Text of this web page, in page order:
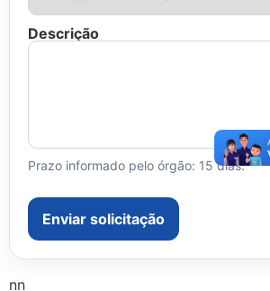
Descrição
Prazo informado pelo órgão: 15 dias.
Enviar solicitação
nn